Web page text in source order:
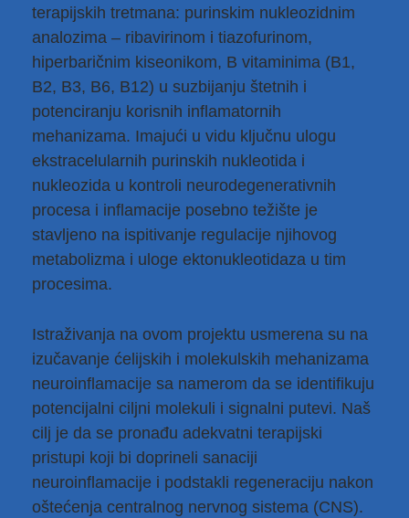
terapijskih tretmana: purinskim nukleozidnim
analozima – ribavirinom i tiazofurinom,
hiperbaričnim kiseonikom, B vitaminima (B1,
B2, B3, B6, B12) u suzbijanju štetnih i
potenciranju korisnih inflamatornih
mehanizama. Imajući u vidu ključnu ulogu
ekstracelularnih purinskih nukleotida i
nukleozida u kontroli neurodegenerativnih
procesa i inflamacije posebno težište je
stavljeno na ispitivanje regulacije njihovog
metabolizma i uloge ektonukleotidaza u tim
procesima.
Istraživanja na ovom projektu usmerena su na
izučavanje ćelijskih i molekulskih mehanizama
neuroinflamacije sa namerom da se identifikuju
potencijalni ciljni molekuli i signalni putevi. Naš
cilj je da se pronađu adekvatni terapijski
pristupi koji bi doprineli sanaciji
neuroinflamacije i podstakli regeneraciju nakon
oštećenja centralnog nervnog sistema (CNS).